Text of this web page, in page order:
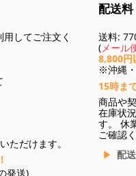
してご注文く
ただけます。
発送)
配送
送料:
(メール
8,800円
※沖縄
15時ま
商品や
在庫状
す。 休
ご確認
配